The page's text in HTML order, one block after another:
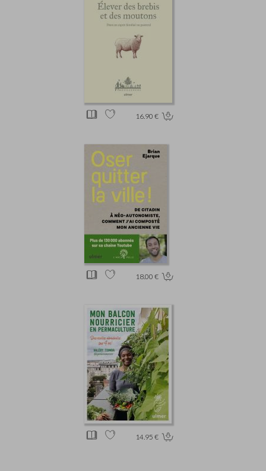
16.90 €
18.00 €
14.95 €